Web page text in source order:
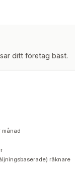
ditt företag bäst.
månad
räknare